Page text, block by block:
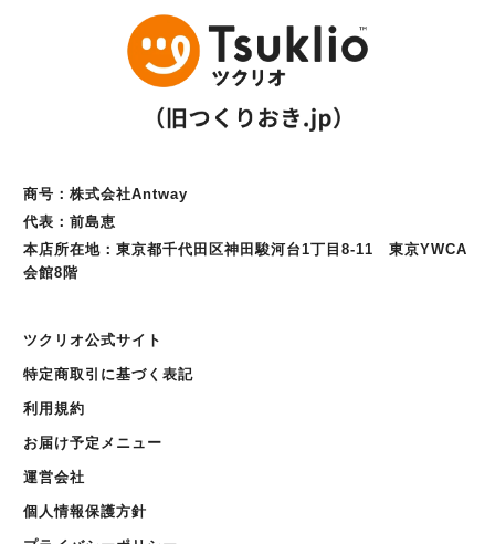
商号：株式会社Antway
代表：前島恵
本店所在地：東京都千代田区神田駿河台1丁目8-11 東京YWCA
会館8階
ツクリオ公式サイト
特定商取引に基づく表記
利用規約
お届け予定メニュー
運営会社
個人情報保護方針